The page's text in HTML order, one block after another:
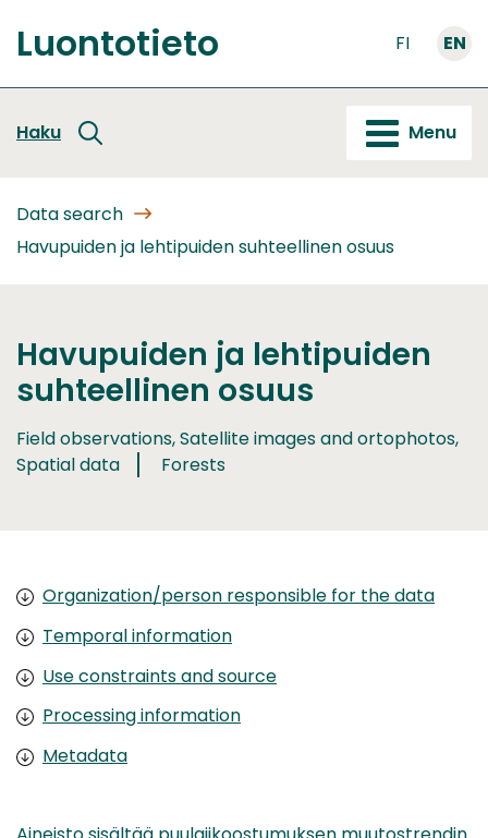
to
content
Front
Luontotieto FI EN
Haku Menu
Data search
Havupuiden ja lehtipuiden suhteellinen osuus
Havupuiden ja lehtipuiden
suhteellinen osuus
Field observations, Satellite images and ortophotos,
Spatial data
Forests
Organization/person responsible for the data
Temporal information
Use constraints and source
Processing information
Metadata